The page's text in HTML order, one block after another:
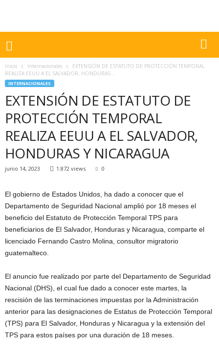
Inicio Internacionales
EXTENSIÓN DE ESTATUTO DE PROTECCIÓN TEMPORAL
REALIZA EEUU A EL SALVADOR, HONDURAS...
INTERNACIONALES
EXTENSIÓN DE ESTATUTO DE
PROTECCIÓN TEMPORAL
REALIZA EEUU A EL SALVADOR,
HONDURAS Y NICARAGUA
junio 14, 2023 1.872 views 0
El gobierno de Estados Unidos, ha dado a conocer que el
Departamento de Seguridad Nacional amplió por 18 meses el
beneficio del Estatuto de Protección Temporal TPS para
beneficiarios de El Salvador, Honduras y Nicaragua, comparte el
licenciado Fernando Castro Molina, consultor migratorio
guatemalteco.
El anuncio fue realizado por parte del Departamento de Seguridad
Nacional (DHS), el cual fue dado a conocer este martes, la
rescisión de las terminaciones impuestas por la Administración
anterior para las designaciones de Estatus de Protección Temporal
(TPS) para El Salvador, Honduras y Nicaragua y la extensión del
TPS para estos países por una duración de 18 meses.